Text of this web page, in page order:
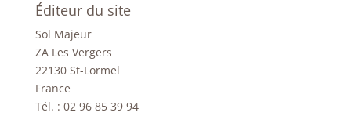
Éditeur du site
Sol Majeur
ZA Les Vergers
22130 St-Lormel
France
Tél. : 02 96 85 39 94